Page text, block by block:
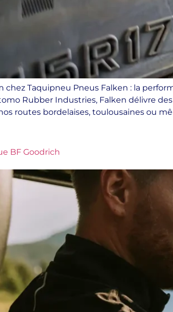
chez Taquipneu Pneus Falken : la
Rubber Industries, Falken délivre
routes bordelaises, toulousaines ou
BF Goodrich